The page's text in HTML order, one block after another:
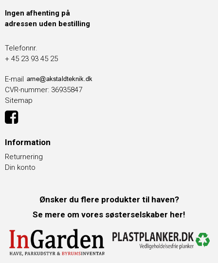
Ingen afhenting på
adressen uden bestilling
Telefonnr.
+ 45 23 93 45 25
E-mail
CVR-nummer: 36935847
Sitemap
Information
Returnering
Din konto
Ønsker du flere produkter til haven?
Se mere om vores søsterselskaber her!